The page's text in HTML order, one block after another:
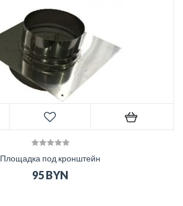
Площадка под кронштейн
95 BYN